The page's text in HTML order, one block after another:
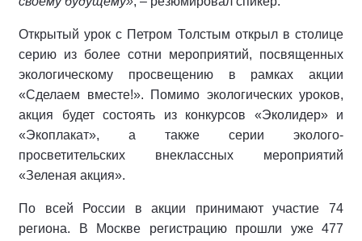
Открытый урок с Петром Толстым открыл в столице
серию из более сотни мероприятий, посвященных
экологическому просвещению в рамках акции
«Сделаем вместе!». Помимо экологических уроков,
акция будет состоять из конкурсов «Эколидер» и
«Экоплакат», а также серии эколого-
просветительских внеклассных мероприятий
«Зеленая акция».
По всей России в акции принимают участие 74
региона. В Москве регистрацию прошли уже 477